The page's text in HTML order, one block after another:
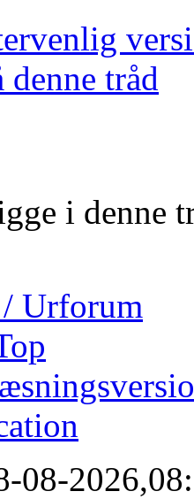
tråd
i denne
Urforum
08-